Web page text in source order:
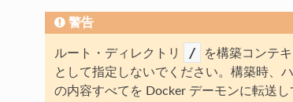
警告
ルート・ディレクトリ / を構築コンテ
として指定しないでください。構築時、
の内容すべてを Docker デーモンに転送